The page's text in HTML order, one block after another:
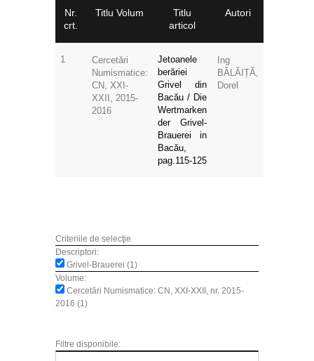
Nr.
crt.
Titlu Volum
Titlu
articol
Autori
1
Cercetări
Numismatice:
CN, XXI-
XXII, 2015-
2016
Jetoanele
berăriei
Grivel din
Bacău / Die
Wertmarken
der Grivel-
Brauerei in
Bacău,
pag.115-125
Ing
BĂLĂIȚĂ,
Dorel
Criteriile de selecţie
Descriptori:
Grivel-Brauerei (1)
Volume:
Cercetări Numismatice: CN, XXI-XXII, nr. 2015-
2016 (1)
Filtre disponibile: